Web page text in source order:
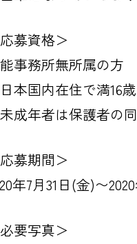
募資格＞
事務所無所属の方
日本国内在住で満16
成年者は保護者の同
募期間＞
年7月31日(金)〜
要写真＞